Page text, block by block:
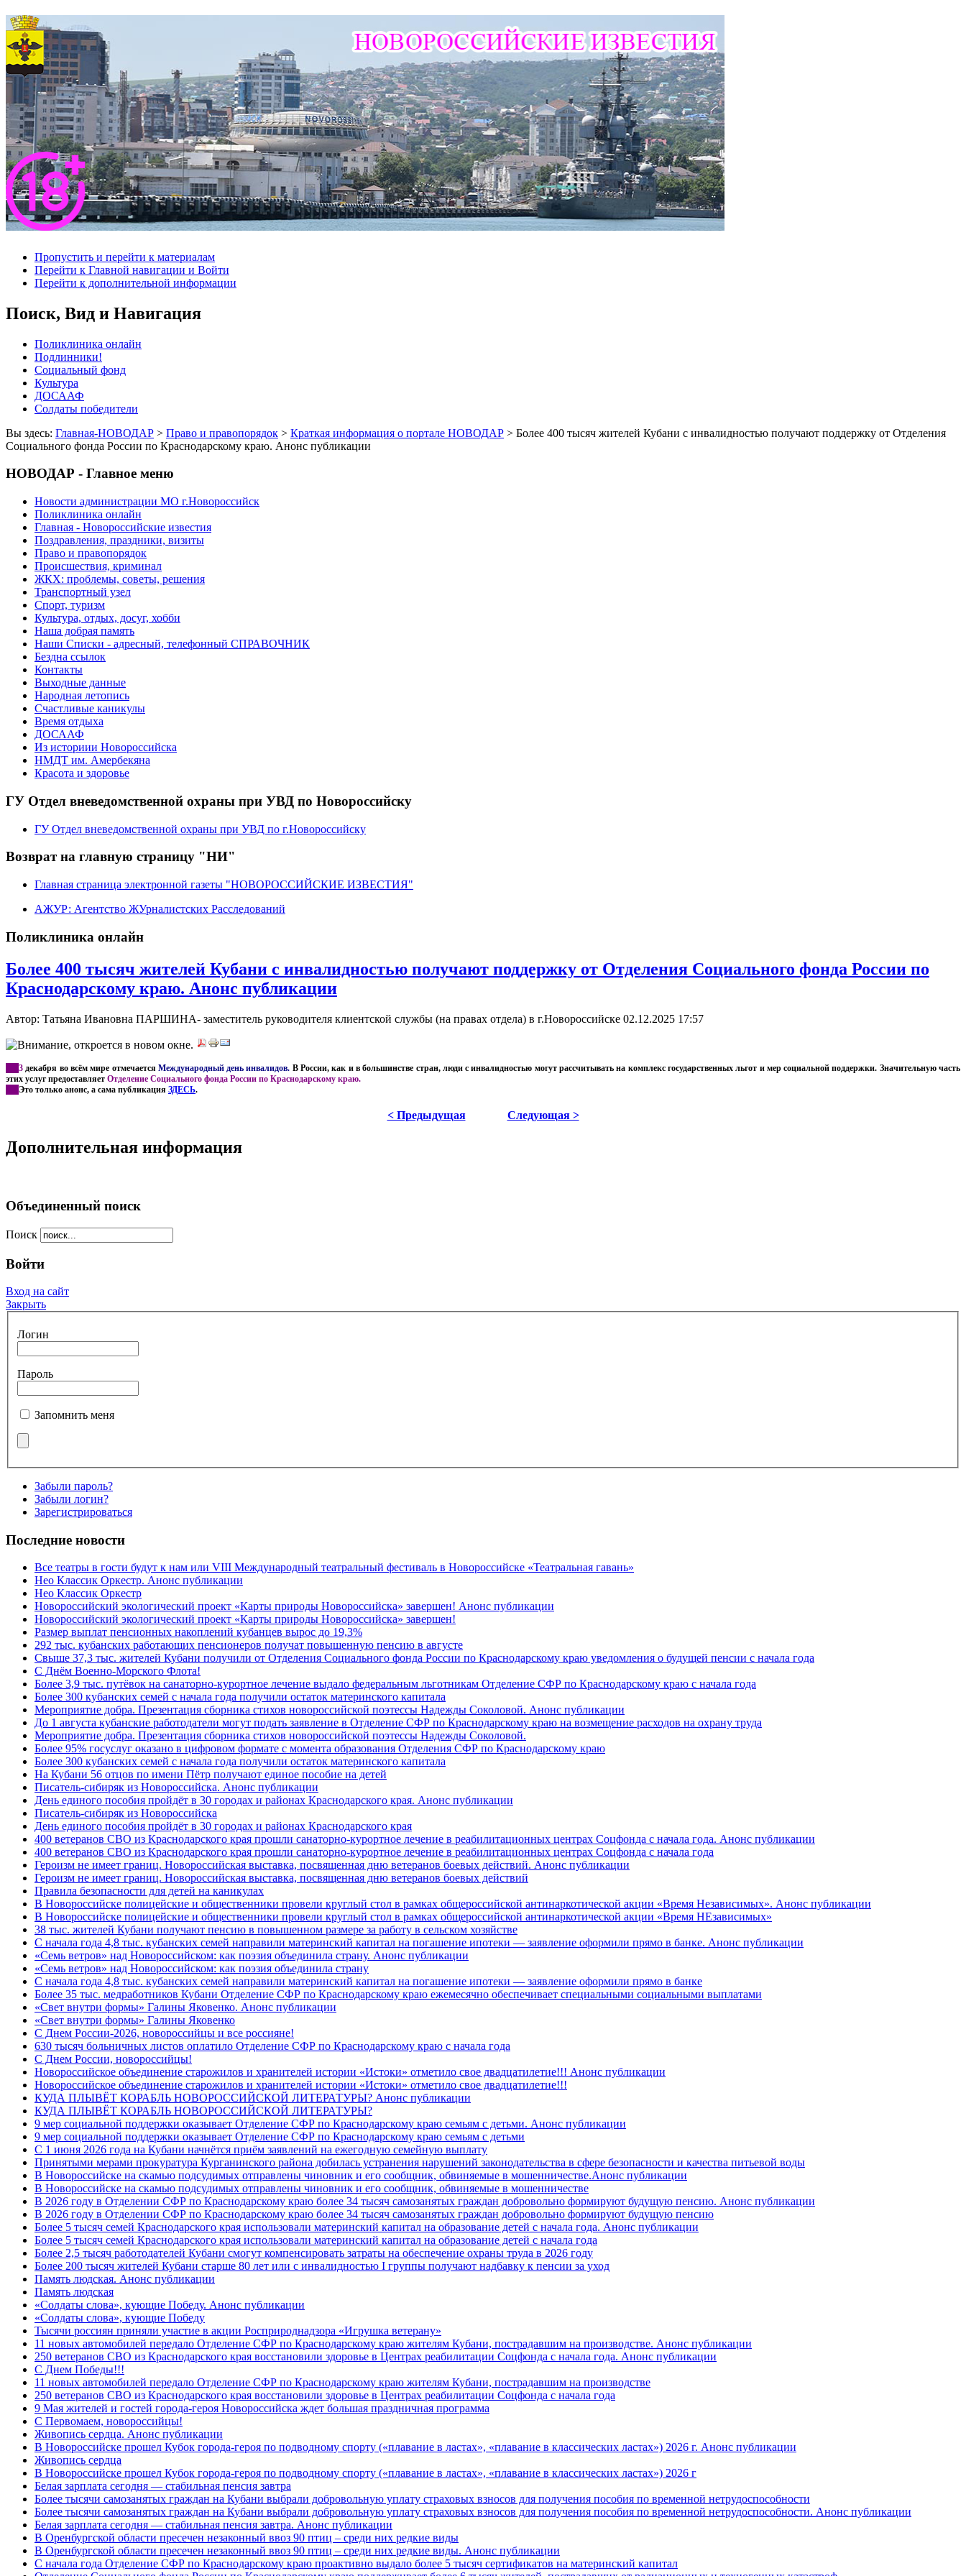
Пропустить и перейти к материалам
Перейти к Главной навигации и Войти
Перейти к дополнительной информации
Поиск, Вид и Навигация
Поликлиника онлайн
Подлинники!
Социальный фонд
Культура
ДОСААФ
Солдаты победители
Вы здесь: Главная-НОВОДАР > Право и правопорядок > Краткая информация о портале НОВОДАР > Более 400 тысяч жителей Кубани с инвалидностью получают поддержку от Отделения
Социального фонда России по Краснодарскому краю. Анонс публикации
НОВОДАР - Главное меню
Новости администрации МО г.Новороссийск
Поликлиника онлайн
Главная - Новороссийские известия
Поздравления, праздники, визиты
Право и правопорядок
Происшествия, криминал
ЖКХ: проблемы, советы, решения
Транспортный узел
Спорт, туризм
Культура, отдых, досуг, хобби
Наша добрая память
Наши Списки - адресный, телефонный СПРАВОЧНИК
Бездна ссылок
Контакты
Выходные данные
Народная летопись
Счастливые каникулы
Время отдыха
ДОСААФ
Из историии Новороссийска
НМДТ им. Амербекяна
Красота и здоровье
ГУ Отдел вневедомственной охраны при УВД по Новороссийску
ГУ Отдел вневедомственной охраны при УВД по г.Новороссийску
Возврат на главную страницу "НИ"
Главная страница электронной газеты "НОВОРОССИЙСКИЕ ИЗВЕСТИЯ"
АЖУР: Агентство ЖУрналистских Расследований
Поликлиника онлайн
Более 400 тысяч жителей Кубани с инвалидностью получают поддержку от Отделения Социального фонда России по
Краснодарскому краю. Анонс публикации
Автор: Татьяна Ивановна ПАРШИНА- заместитель руководителя клиентской службы (на правах отдела) в г.Новороссийске 02.12.2025 17:57
3 декабря во всём мире отмечается Международный день инвалидов. В России, как и в большинстве стран, люди с инвалидностью могут рассчитывать на комплекс государственных льгот и мер социальной поддержки. Значительную часть
этих услуг предоставляет Отделение Социального фонда России по Краснодарскому краю.
Это только анонс, а сама публикация ЗДЕСЬ.
< Предыдущая Следующая >
Дополнительная информация
Объединенный поиск
Поиск
Войти
Вход на сайт
Закрыть
Логин
Пароль
Запомнить меня
Забыли пароль?
Забыли логин?
Зарегистрироваться
Последние новости
Все театры в гости будут к нам или VIII Международный театральный фестиваль в Новороссийске «Театральная гавань»
Нео Классик Оркестр. Анонс публикации
Нео Классик Оркестр
Новороссийский экологический проект «Карты природы Новороссийска» завершен! Анонс публикации
Новороссийский экологический проект «Карты природы Новороссийска» завершен!
Размер выплат пенсионных накоплений кубанцев вырос до 19,3%
292 тыс. кубанских работающих пенсионеров получат повышенную пенсию в августе
Свыше 37,3 тыс. жителей Кубани получили от Отделения Социального фонда России по Краснодарскому краю уведомления о будущей пенсии с начала года
C Днём Военно-Морского Флота!
Более 3,9 тыс. путёвок на санаторно-курортное лечение выдало федеральным льготникам Отделение СФР по Краснодарскому краю с начала года
Более 300 кубанских семей с начала года получили остаток материнского капитала
Мероприятие добра. Презентация сборника стихов новороссийской поэтессы Надежды Соколовой. Анонс публикации
До 1 августа кубанские работодатели могут подать заявление в Отделение СФР по Краснодарскому краю на возмещение расходов на охрану труда
Мероприятие добра. Презентация сборника стихов новороссийской поэтессы Надежды Соколовой.
Более 95% госуслуг оказано в цифровом формате с момента образования Отделения СФР по Краснодарскому краю
Более 300 кубанских семей с начала года получили остаток материнского капитала
На Кубани 56 отцов по имени Пётр получают единое пособие на детей
Писатель-сибиряк из Новороссийска. Анонс публикации
День единого пособия пройдёт в 30 городах и районах Краснодарского края. Анонс публикации
Писатель-сибиряк из Новороссийска
День единого пособия пройдёт в 30 городах и районах Краснодарского края
400 ветеранов СВО из Краснодарского края прошли санаторно-курортное лечение в реабилитационных центрах Соцфонда с начала года. Анонс публикации
400 ветеранов СВО из Краснодарского края прошли санаторно-курортное лечение в реабилитационных центрах Соцфонда с начала года
Героизм не имеет границ. Новороссийская выставка, посвященная дню ветеранов боевых действий. Анонс публикации
Героизм не имеет границ. Новороссийская выставка, посвященная дню ветеранов боевых действий
Правила безопасности для детей на каникулах
В Новороссийске полицейские и общественники провели круглый стол в рамках общероссийской антинаркотической акции «Время Независимых». Анонс публикации
В Новороссийске полицейские и общественники провели круглый стол в рамках общероссийской антинаркотической акции «Время НЕзависимых»
38 тыс. жителей Кубани получают пенсию в повышенном размере за работу в сельском хозяйстве
С начала года 4,8 тыс. кубанских семей направили материнский капитал на погашение ипотеки — заявление оформили прямо в банке. Анонс публикации
«Семь ветров» над Новороссийском: как поэзия объединила страну. Анонс публикации
«Семь ветров» над Новороссийском: как поэзия объединила страну
С начала года 4,8 тыс. кубанских семей направили материнский капитал на погашение ипотеки — заявление оформили прямо в банке
Более 35 тыс. медработников Кубани Отделение СФР по Краснодарскому краю ежемесячно обеспечивает специальными социальными выплатами
«Свет внутри формы» Галины Яковенко. Анонс публикации
«Свет внутри формы» Галины Яковенко
C Днем России-2026, новороссийцы и все россияне!
630 тысяч больничных листов оплатило Отделение СФР по Краснодарскому краю с начала года
C Днем России, новороссийцы!
Новороссийское объединение старожилов и хранителей истории «Истоки» отметило свое двадцатилетие!!! Анонс публикации
Новороссийское объединение старожилов и хранителей истории «Истоки» отметило свое двадцатилетие!!!
КУДА ПЛЫВЁТ КОРАБЛЬ НОВОРОССИЙСКОЙ ЛИТЕРАТУРЫ? Анонс публикации
КУДА ПЛЫВЁТ КОРАБЛЬ НОВОРОССИЙСКОЙ ЛИТЕРАТУРЫ?
9 мер социальной поддержки оказывает Отделение СФР по Краснодарскому краю семьям с детьми. Анонс публикации
9 мер социальной поддержки оказывает Отделение СФР по Краснодарскому краю семьям с детьми
С 1 июня 2026 года на Кубани начнётся приём заявлений на ежегодную семейную выплату
Принятыми мерами прокуратура Курганинского района добилась устранения нарушений законодательства в сфере безопасности и качества питьевой воды
В Новороссийске на скамью подсудимых отправлены чиновник и его сообщник, обвиняемые в мошенничестве.Анонс публикации
В Новороссийске на скамью подсудимых отправлены чиновник и его сообщник, обвиняемые в мошенничестве
В 2026 году в Отделении СФР по Краснодарскому краю более 34 тысяч самозанятых граждан добровольно формируют будущую пенсию. Анонс публикации
В 2026 году в Отделении СФР по Краснодарскому краю более 34 тысяч самозанятых граждан добровольно формируют будущую пенсию
Более 5 тысяч семей Краснодарского края использовали материнский капитал на образование детей с начала года. Анонс публикации
Более 5 тысяч семей Краснодарского края использовали материнский капитал на образование детей с начала года
Более 2,5 тысяч работодателей Кубани смогут компенсировать затраты на обеспечение охраны труда в 2026 году
Более 200 тысяч жителей Кубани старше 80 лет или с инвалидностью I группы получают надбавку к пенсии за уход
Память людская. Анонс публикации
Память людская
«Солдаты слова», кующие Победу. Анонс публикации
«Солдаты слова», кующие Победу
Тысячи россиян приняли участие в акции Росприроднадзора «Игрушка ветерану»
11 новых автомобилей передало Отделение СФР по Краснодарскому краю жителям Кубани, пострадавшим на производстве. Анонс публикации
250 ветеранов СВО из Краснодарского края восстановили здоровье в Центрах реабилитации Соцфонда с начала года. Анонс публикации
С Днем Победы!!!
11 новых автомобилей передало Отделение СФР по Краснодарскому краю жителям Кубани, пострадавшим на производстве
250 ветеранов СВО из Краснодарского края восстановили здоровье в Центрах реабилитации Соцфонда с начала года
9 Мая жителей и гостей города-героя Новороссийска ждет большая праздничная программа
C Первомаем, новороссийцы!
Живопись сердца. Анонс публикации
В Новороссийске прошел Кубок города-героя по подводному спорту («плавание в ластах», «плавание в классических ластах») 2026 г. Анонс публикации
Живопись сердца
В Новороссийске прошел Кубок города-героя по подводному спорту («плавание в ластах», «плавание в классических ластах») 2026 г
Белая зарплата сегодня — стабильная пенсия завтра
Более тысячи самозанятых граждан на Кубани выбрали добровольную уплату страховых взносов для получения пособия по временной нетрудоспособности
Более тысячи самозанятых граждан на Кубани выбрали добровольную уплату страховых взносов для получения пособия по временной нетрудоспособности. Анонс публикации
Белая зарплата сегодня — стабильная пенсия завтра. Анонс публикации
В Оренбургской области пресечен незаконный ввоз 90 птиц – среди них редкие виды
В Оренбургской области пресечен незаконный ввоз 90 птиц – среди них редкие виды. Анонс публикации
С начала года Отделение СФР по Краснодарскому краю проактивно выдало более 5 тысяч сертификатов на материнский капитал